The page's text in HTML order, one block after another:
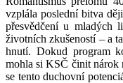
vzplála poslední bitva
přesvědčení u mladých
životních zkušeností – a
hnutí. Dokud program
mohla si KSČ činit nárok
se tento duchovní